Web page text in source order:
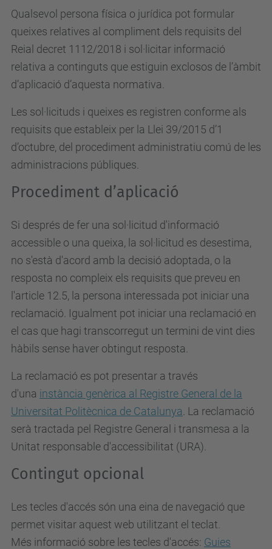
Qualsevol persona física o jurídica pot formular
queixes relatives al compliment dels requisits del
Reial decret 1112/2018 i sol·licitar informació
relativa a continguts que estiguin exclosos de l’àmbit
d’aplicació d’aquesta normativa.
Les sol·licituds i queixes es registren conforme als
requisits que estableix per la Llei 39/2015 d’1
d’octubre, del procediment administratiu comú de les
administracions públiques.
Procediment d’aplicació
Si després de fer una sol·licitud d'informació
accessible o una queixa, la sol·licitud es desestima,
no s'està d'acord amb la decisió adoptada, o la
resposta no compleix els requisits que preveu en
l'article 12.5, la persona interessada pot iniciar una
reclamació. Igualment pot iniciar una reclamació en
el cas que hagi transcorregut un termini de vint dies
hàbils sense haver obtingut resposta.
La reclamació es pot presentar a través
d'una instància genèrica al Registre General de la
Universitat Politècnica de Catalunya . La reclamació
serà tractada pel Registre General i transmesa a la
Unitat responsable d'accessibilitat (URA).
Contingut opcional
Les tecles d'accés són una eina de navegació que
permet visitar aquest web utilitzant el teclat.
Més informació sobre les tecles d'accés: Guies